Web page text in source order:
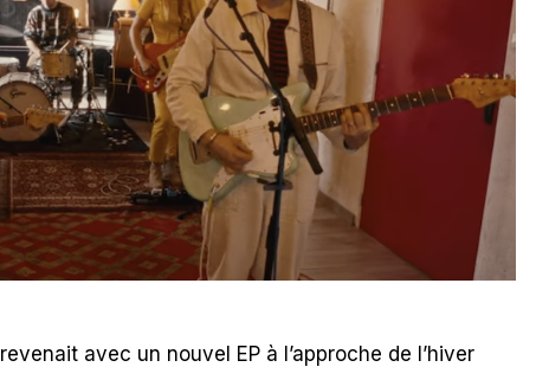
revenait avec un nouvel EP à l’approche de l’hiver